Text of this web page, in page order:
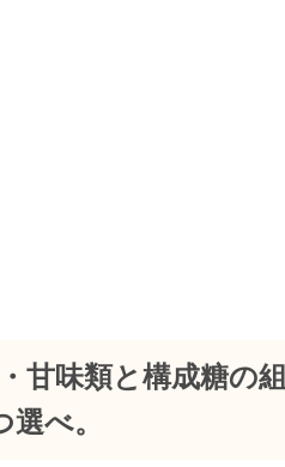
甘味類と構成糖の
べ。